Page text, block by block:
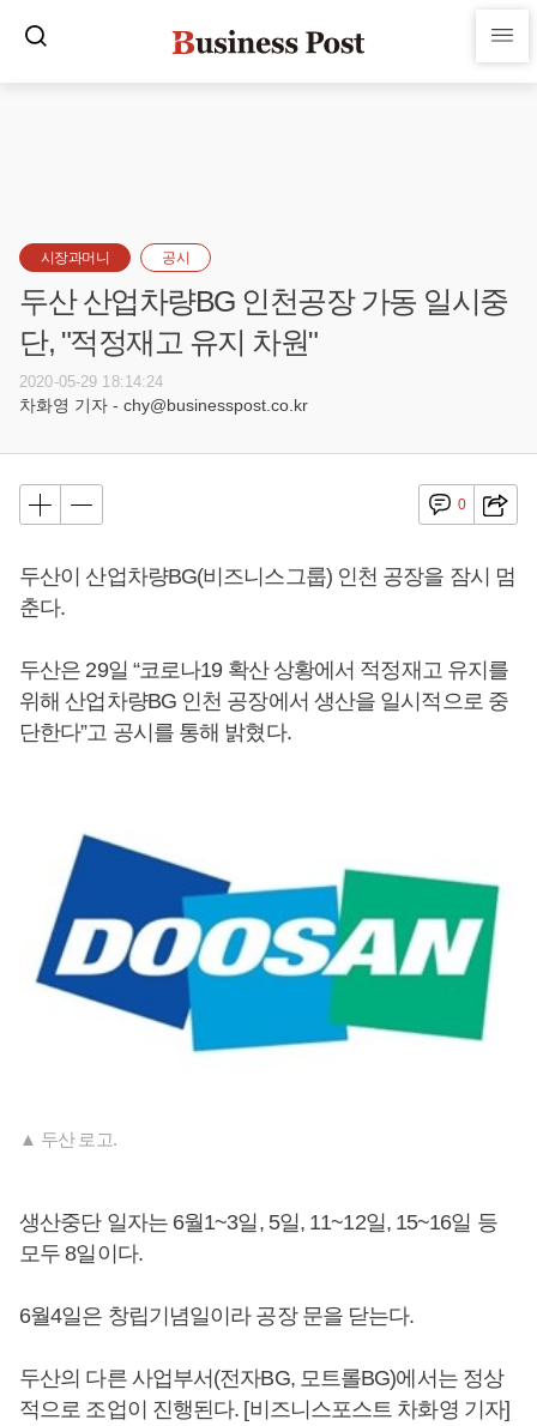
시장과머니 공시
두산 산업차량BG 인천공장 가동 일시중
단, "적정재고 유지 차원"
2020-05-29 18:14:24
차화영 기자 - chy@businesspost.co.kr
0
두산이 산업차량BG(비즈니스그룹) 인천 공장을 잠시 멈
춘다.
두산은 29일 “코로나19 확산 상황에서 적정재고 유지를
위해 산업차량BG 인천 공장에서 생산을 일시적으로 중
단한다”고 공시를 통해 밝혔다.
▲ 두산 로고.
생산중단 일자는 6월1~3일, 5일, 11~12일, 15~16일 등
모두 8일이다.
6월4일은 창립기념일이라 공장 문을 닫는다.
두산의 다른 사업부서(전자BG, 모트롤BG)에서는 정상
적으로 조업이 진행된다. [비즈니스포스트 차화영 기자]